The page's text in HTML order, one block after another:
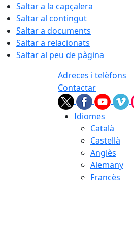
Saltar a la capçalera
Saltar al contingut
Saltar a documents
Saltar a relacionats
Saltar al peu de pàgina
Adreces i telèfons
Contactar
Idiomes
Català
Castellà
Anglès
Alemany
Francès